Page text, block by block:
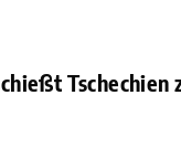
Tschechien